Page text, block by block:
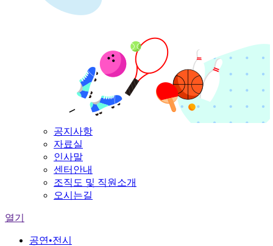
공지사항
자료실
인사말
센터안내
조직도 및 직원소개
오시는길
열기
공연•전시